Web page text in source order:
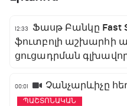
12:33
Ֆասթ Բանկը Fast
ֆուտբոլի աշխարհի
ցուցադրման
00:01 Չանչարևիչը
ՊԱՇՏՈՆԱԿԱՆ